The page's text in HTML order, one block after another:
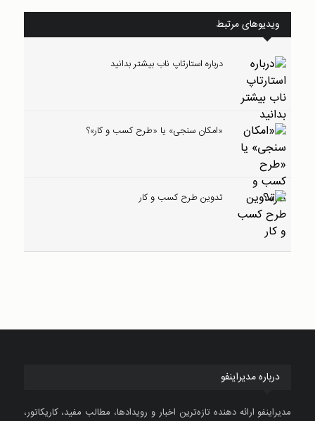
ویدیوهای مرتبط
درباره استارتاپ ناب بیشتر بدانید
«امکان سنجی» یا «طرح کسب و کار»؟
تدوین طرح کسب و کار
درباره مدیراینفو
مدیراینفو ارائه دهنده تازه‌ترین اخبار و رویدادها، مطالب مفید، کاریکاتور،